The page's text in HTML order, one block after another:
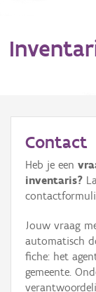
Erfgoedobject
Aanduidingsobject
Waarneming
Thema
Contact
Heb je een
inventaris?
Jouw vraag
automatisch
fiche: het
gemeente.